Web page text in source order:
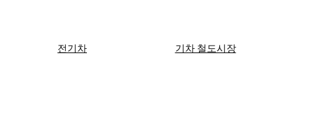
전기차 기차 철도시장